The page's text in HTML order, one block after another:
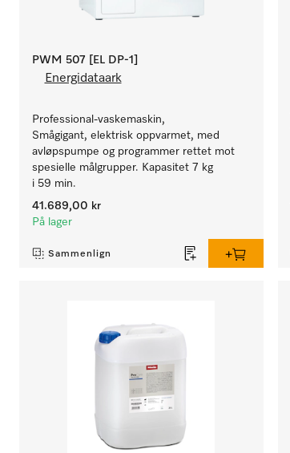
PWM 507 [EL DP-1]
Energidataark
Professional-vaskemaskin,
Smågigant, elektrisk oppvarmet, med
avløpspumpe og programmer rettet mot
spesielle målgrupper. Kapasitet 7 kg
i 59 min.
41.689,00 kr
På lager
Sammenlign